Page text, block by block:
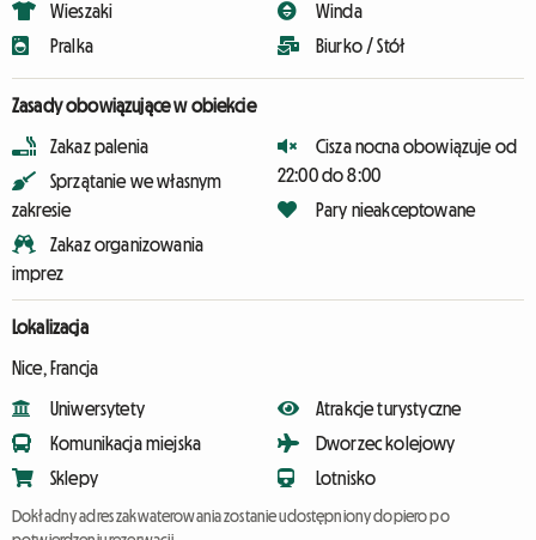
Wieszaki
Pralka
Winda
Biurko / Stół
Zasady obowiązujące w obiekcie
Zakaz palenia
Sprzątanie we własnym
zakresie
Zakaz organizowania
imprez
Cisza nocna obowiązuje od
22:00 do 8:00
Pary nieakceptowane
Lokalizacja
Nice, Francja
Uniwersytety
Komunikacja miejska
Sklepy
Atrakcje turystyczne
Dworzec kolejowy
Lotnisko
Dokładny adres zakwaterowania zostanie udostępniony dopiero po